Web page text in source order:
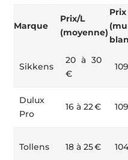
Marque
Prix/L
(moyenne)
Sikkens
20 à 30
€
Dulux
Pro
16 à 22 €
Tollens 18 à 25 €